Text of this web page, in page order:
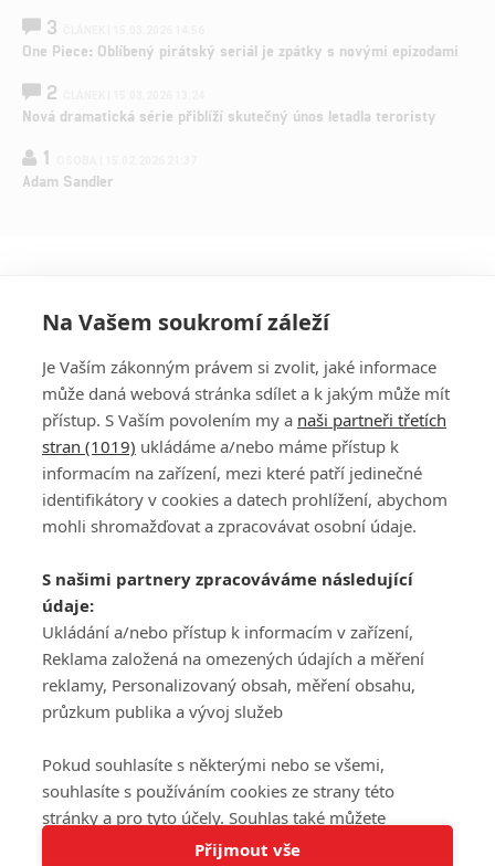
Tato stránka používá soubory cookies.
3
One Piece: Oblíbený pirátský seriál je zpátky s novými epizodami
2
Nová dramatická série přiblíží skutečný únos letadla teroristy
1
Adam Sandler
PŘIHLÁSIT
REGISTROVAT
DISKUZE
Šéfredaktorkou webu jePetr Slavík, e-mailserialy@fandimefilmu.cz
Máte-li zájem o inzerci na našem webu napište nám na e-mail
studio@koncal.com
Ochrana osobních údajů|Zásady používání cookies |Pravidla webu
Upravit nastavení soukromí
© 2016 – 2026 FandimeSerialum.cz / All rights reserved /
Na Vašem soukromí záleží
Je Vaším zákonným právem si zvolit, jaké informace
může daná webová stránka sdílet a k jakým může mít
přístup. S Vaším povolením my a naši partneři třetích
stran (1019) ukládáme a/nebo máme přístup k
informacím na zařízení, mezi které patří jedinečné
identifikátory v cookies a datech prohlížení, abychom
mohli shromažďovat a zpracovávat osobní údaje.
S našimi partnery zpracováváme následující
údaje:
Ukládání a/nebo přístup k informacím v zařízení,
Reklama založená na omezených údajích a měření
reklamy, Personalizovaný obsah, měření obsahu,
průzkum publika a vývoj služeb
Pokud souhlasíte s některými nebo se všemi,
souhlasíte s používáním cookies ze strany této
stránky a pro tyto účely. Souhlas také můžete
odmítnout, ale v takovém případě vám na stránce
Přijmout vše